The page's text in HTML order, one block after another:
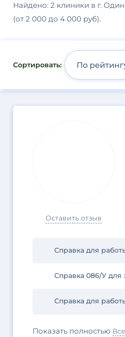
Найдено: 2 клиники в г.
(от 2 000 до 4 000 руб).
Сортировать:
Оставить отзыв
Справка для
Справка 086/У
Справка для
Показать полностью